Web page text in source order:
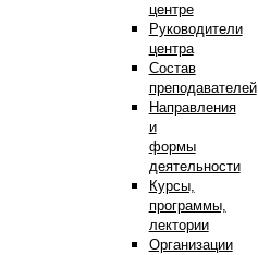
центре
Руководители
центра
Состав
преподавателей
Направления
и
формы
деятельности
Курсы,
программы,
лектории
Организации